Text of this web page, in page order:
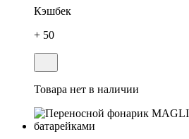
Кэшбек
+ 50
Товара нет в наличии